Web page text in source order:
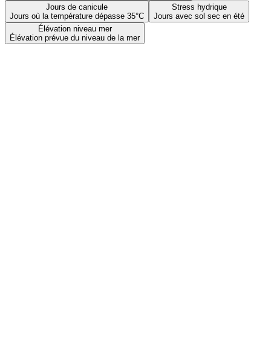
Jours de canicule
Jours où la température dépasse 35°C
Stress hydrique
Jours avec sol sec en été
Élévation niveau mer
Élévation prévue du niveau de la mer